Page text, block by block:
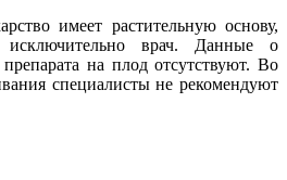
имеет растительную основу,
исключительно врач. Данные о
на плод отсутствуют. Во
специалисты не рекомендуют